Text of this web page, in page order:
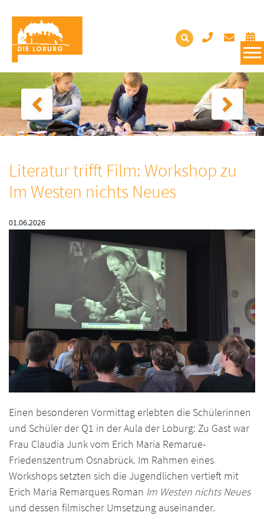
Literatur trifft Film: Workshop zu
Im Westen nichts Neues
01.06.2026
Einen besonderen Vormittag erlebten die Schülerinnen
und Schüler der Q1 in der Aula der Loburg: Zu Gast war
Frau Claudia Junk vom Erich Maria Remarue-
Friedenszentrum Osnabrück. Im Rahmen eines
Workshops setzten sich die Jugendlichen vertieft mit
Erich Maria Remarques Roman Im Westen nichts Neues
und dessen filmischer Umsetzung auseinander.